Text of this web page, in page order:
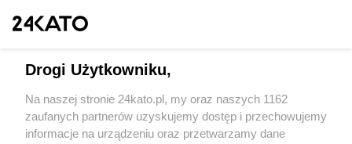
Wydawca mediów lokalnych
Drogi Użytkowniku,
Na naszej stronie 24kato.pl, my oraz naszych 1162
zaufanych partnerów uzyskujemy dostęp i przechowujemy
informacje na urządzeniu oraz przetwarzamy dane